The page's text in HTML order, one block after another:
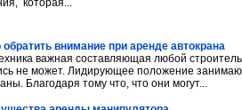
которая...
обратить внимание при аренде автокрана
важная составляющая любой
не может. Лидирующее положение
Благодаря тому что, что они могут...